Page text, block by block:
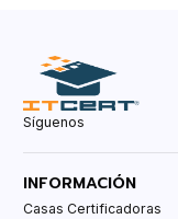
Síguenos
INFORMACIÓN
Casas Certificadoras